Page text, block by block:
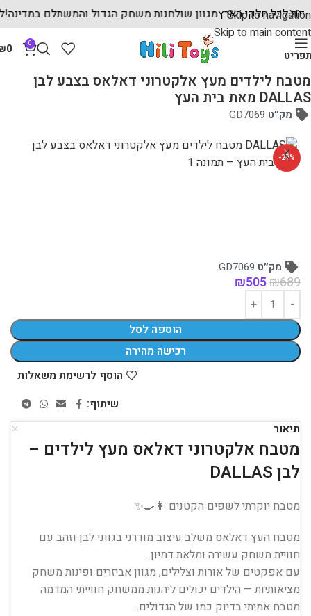
Skip to navigation
Skip to main content
0
0
עמוד הבית מוצרי עץ לילדים
מטבח לילדים מעץ אלקטרוני דאלאס בצבע לבן
DALLAS מאת בית העץ
מק״ט
-27%
מק״ט
₪689
₪505
הוספה לסל
רכישה מהירה
הוסף לרשימת משאלות
שיתוף:
תיאור
מטבח אלקטרוני דאלאס מעץ לילדים –
לבן DALLAS
מטבח יוקרתי לשפים הקטנים 👩‍🍳✨
מטבח העץ דאלאס משלב עיצוב מודרני בגווני לבן וזהב עם
חוויית משחק עשירה ומלאת דמיון.
עם אפקטים של אורות וצלילים, מגוון אביזרים ופינות משחק
מציאותיות — הילדים יכולים ליהנות ממשחק חווייתי המדמה
מטבח אמיתי בדיוק כמו של הגדולים.
מגוון שולחנות משחק הגדול והמשתלםמהירים לכל חלקי הארץ